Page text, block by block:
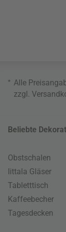
* Alle
zzgl.
Beliebte
Obstschalen
Iittala Gläser
Tabletttisch
Kaffeebecher
Tagesdecken